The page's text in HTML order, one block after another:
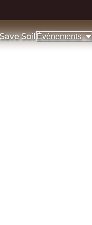
SoilÉvénements